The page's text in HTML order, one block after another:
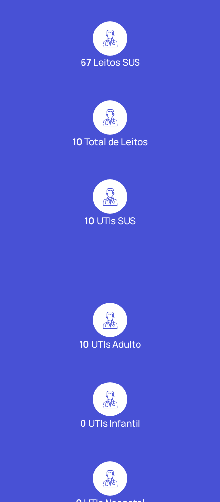
67Leitos SUS
10Total de Leitos
10 UTIs SUS
10 UTIs Adulto
0 UTIs Infantil